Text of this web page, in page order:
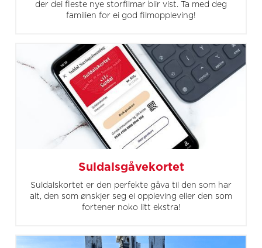
der dei fleste nye storfilmar blir vist. Ta med deg
familien for ei god filmoppleving!
Suldalsgåvekortet
Suldalskortet er den perfekte gåva til den som har
alt, den som ønskjer seg ei oppleving eller den som
fortener noko litt ekstra!